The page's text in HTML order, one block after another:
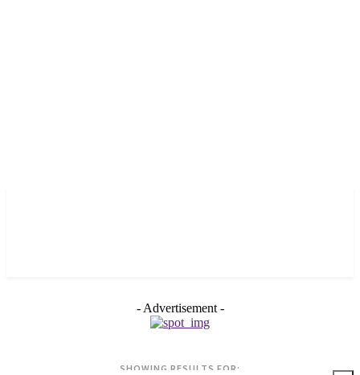
- Advertisement -
SHOWING RESULTS FOR: